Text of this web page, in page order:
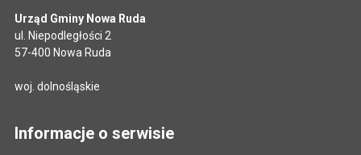
Urząd Gminy Nowa Ruda
ul. Niepodległości 2
57-400 Nowa Ruda
woj. dolnośląskie
Informacje o serwisie